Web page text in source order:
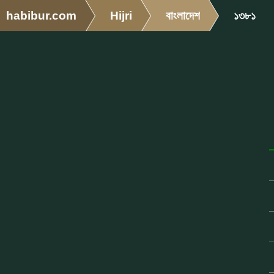
habibur.com Hijri বাংলাদেশ ১৩৮১